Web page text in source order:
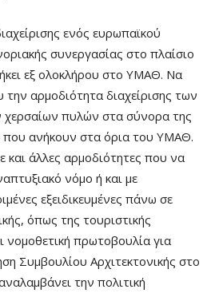
ενός ευρωπαϊκού
συνεργασίας στο πλαίσιο
εξ ολοκλήρου στο ΥΜΑΘ. Να
αρμοδιότητα διαχείρισης των
πυλών στα σύνορα της
ανήκουν στα όρια του ΥΜΑΘ.
άλλες αρμοδιότητες που να
νόμο ή και με
εξειδικευμένες πάνω σε
όπως της τουριστικής
νομοθετική πρωτοβουλία για
Συμβουλίου Αρχιτεκτονικής στο
την πολιτική